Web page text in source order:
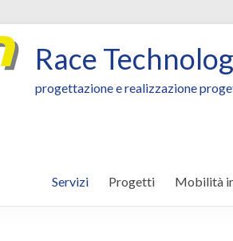
Race
progettazione e realizzazione
Servizi Progetti Mobilità